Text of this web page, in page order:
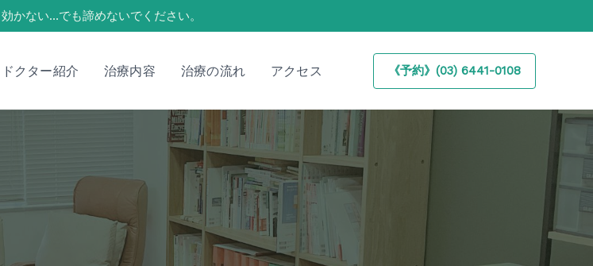
かない…でも諦めないでください。
ドクター紹介 治療内容 治療の流れ アクセス 《予約》(03) 6441-0108